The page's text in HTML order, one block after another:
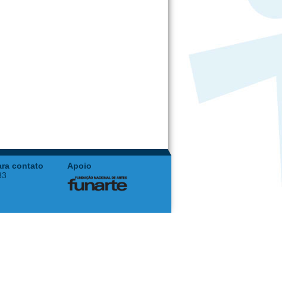
contato
Apoio